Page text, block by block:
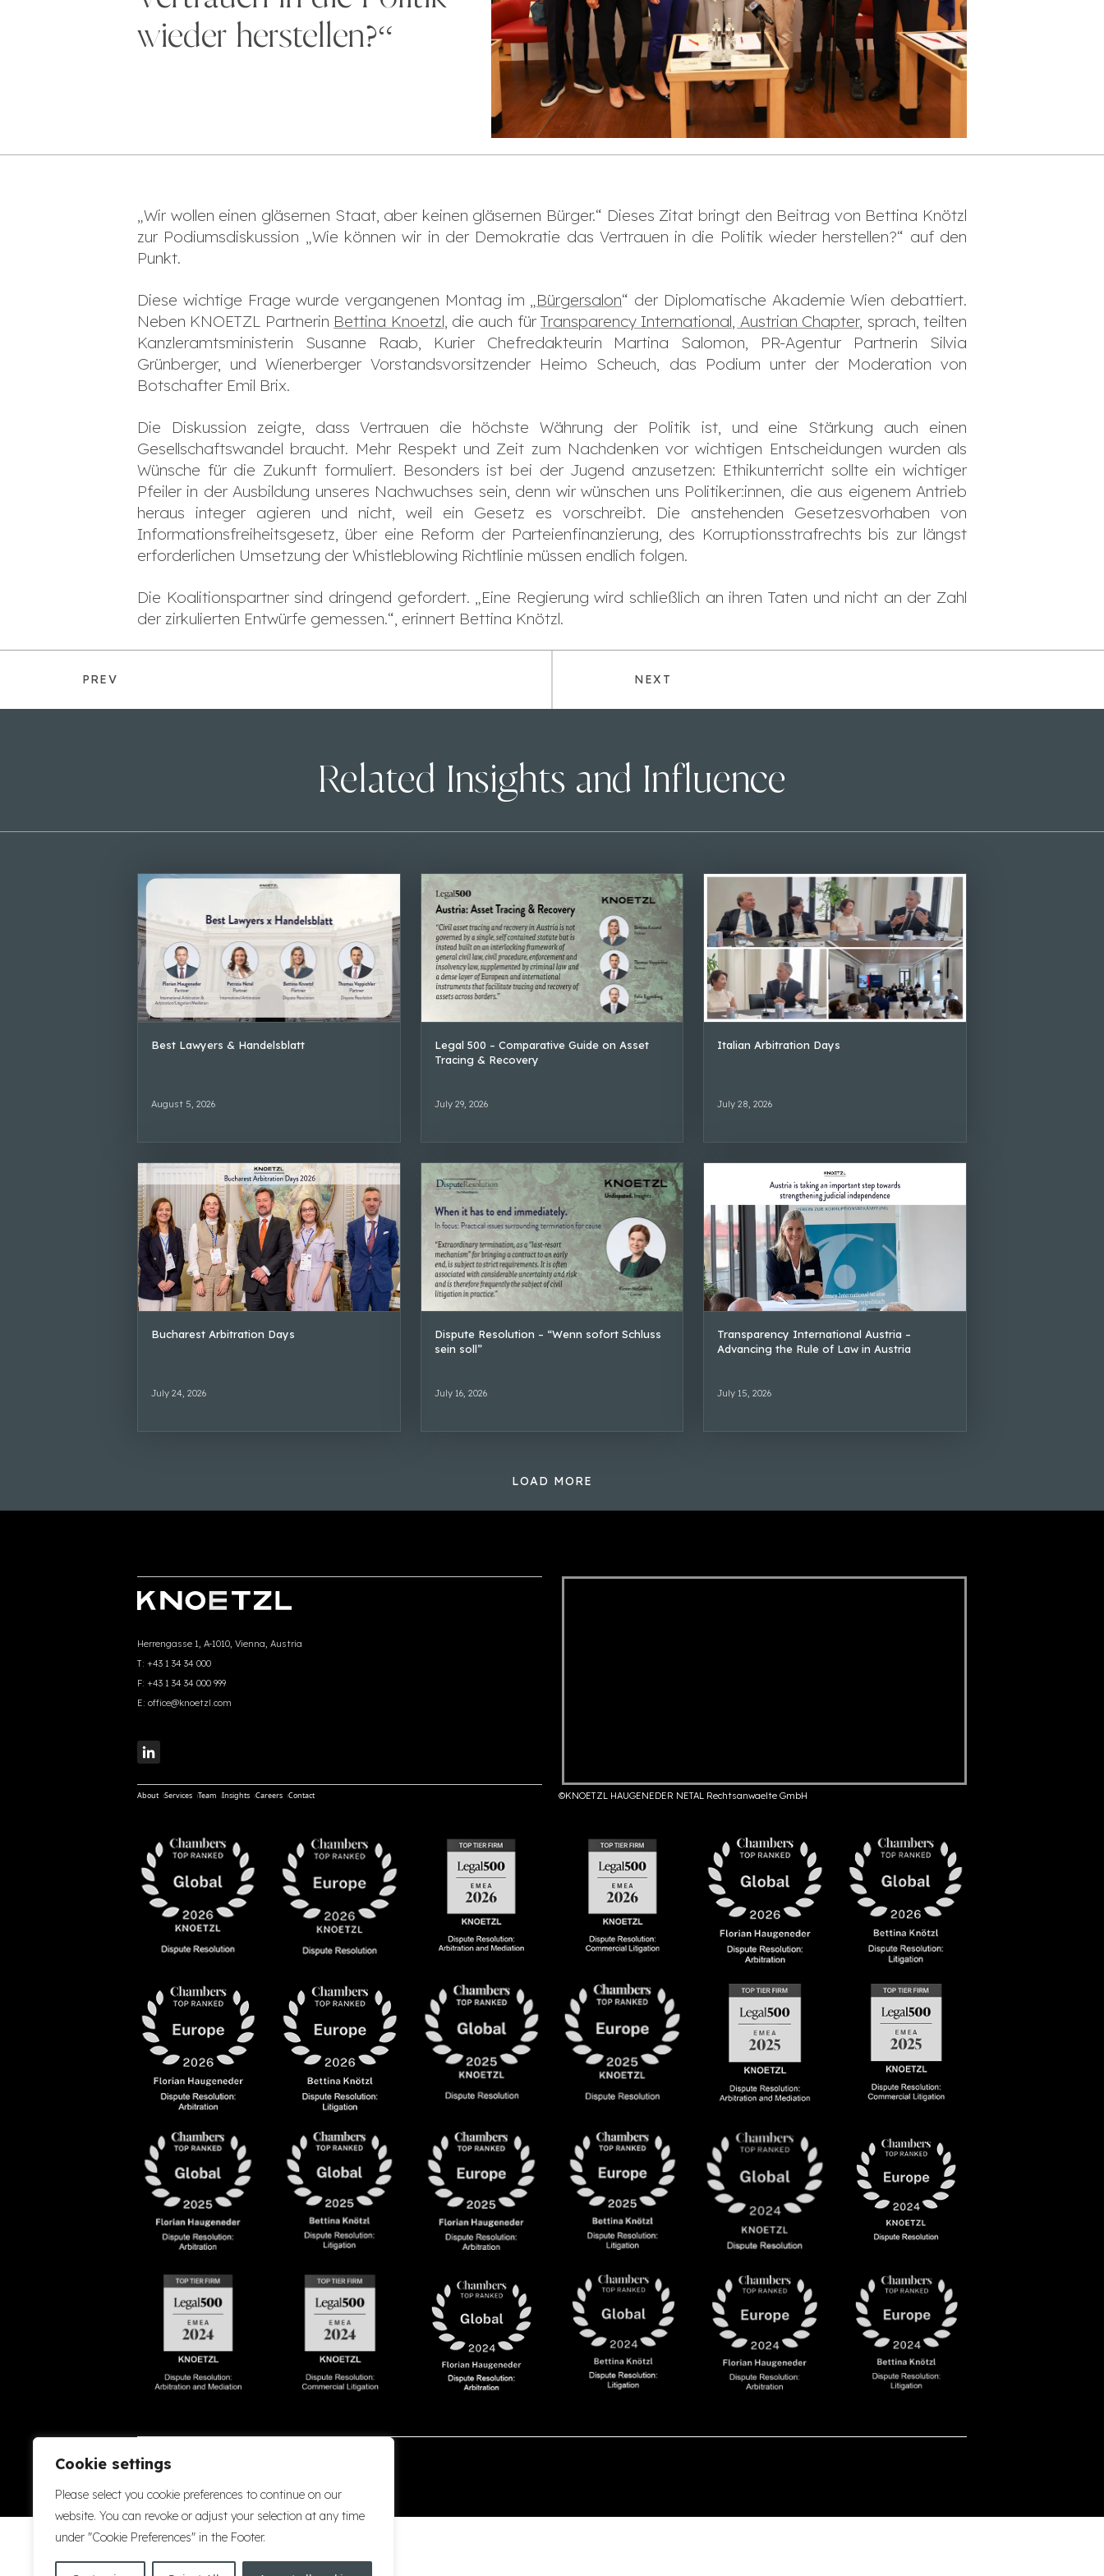
Cookie settings
Please select you cookie preferences to continue on our
website. You can revoke or adjust your selection at any time
under "Cookie Preferences" in the Footer.
wieder herstellen?“
„Wir wollen einen gläsernen Staat, aber keinen gläsernen Bürger.“ Dieses Zitat bringt den Beitrag von Bettina Knötzl
zur Podiumsdiskussion „Wie können wir in der Demokratie das Vertrauen in die Politik wieder herstellen?“ auf den
Punkt.
Diese wichtige Frage wurde vergangenen Montag im „Bürgersalon“ der Diplomatische Akademie Wien debattiert.
Neben KNOETZL Partnerin Bettina Knoetzl, die auch fürTransparency International, Austrian Chapter, sprach, teilten
Kanzleramtsministerin Susanne Raab, Kurier Chefredakteurin Martina Salomon, PR-Agentur Partnerin Silvia
Grünberger, und Wienerberger Vorstandsvorsitzender Heimo Scheuch, das Podium unter der Moderation von
Botschafter Emil Brix.
Die Diskussion zeigte, dass Vertrauen die höchste Währung der Politik ist, und eine Stärkung auch einen
Gesellschaftswandel braucht. Mehr Respekt und Zeit zum Nachdenken vor wichtigen Entscheidungen wurden als
Wünsche für die Zukunft formuliert. Besonders ist bei der Jugend anzusetzen: Ethikunterricht sollte ein wichtiger
Pfeiler in der Ausbildung unseres Nachwuchses sein, denn wir wünschen uns Politiker:innen, die aus eigenem Antrieb
heraus integer agieren und nicht, weil ein Gesetz es vorschreibt. Die anstehenden Gesetzesvorhaben von
Informationsfreiheitsgesetz, über eine Reform der Parteienfinanzierung, des Korruptionsstrafrechts bis zur längst
erforderlichen Umsetzung der Whistleblowing Richtlinie müssen endlich folgen.
Die Koalitionspartner sind dringend gefordert. „Eine Regierung wird schließlich an ihren Taten und nicht an der Zahl
der zirkulierten Entwürfe gemessen.“, erinnert Bettina Knötzl.
PREV NEXT
Related Insights and Influence
Best Lawyers & Handelsblatt
August 5, 2026
Legal 500 – Comparative Guide on Asset
Tracing & Recovery
July 29, 2026
Italian Arbitration Days
July 28, 2026
Bucharest Arbitration Days
July 24, 2026
Dispute Resolution – “Wenn sofort Schluss
sein soll”
July 16, 2026
Transparency International Austria –
Advancing the Rule of Law in Austria
July 15, 2026
LOAD MORE
Herrengasse 1, A-1010, Vienna, Austria
T: +43 1 34 34 000
F: +43 1 34 34 000 999
E: office@knoetzl.com
About Services Team Insights Careers Contact ©KNOETZL HAUGENEDER NETAL Rechtsanwaelte GmbH